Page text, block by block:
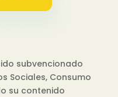
subvencionado
Sociales, Consumo
su contenido